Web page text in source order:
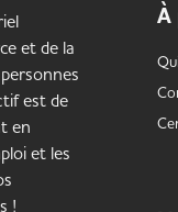
et de la
est de
en
et les
!
À